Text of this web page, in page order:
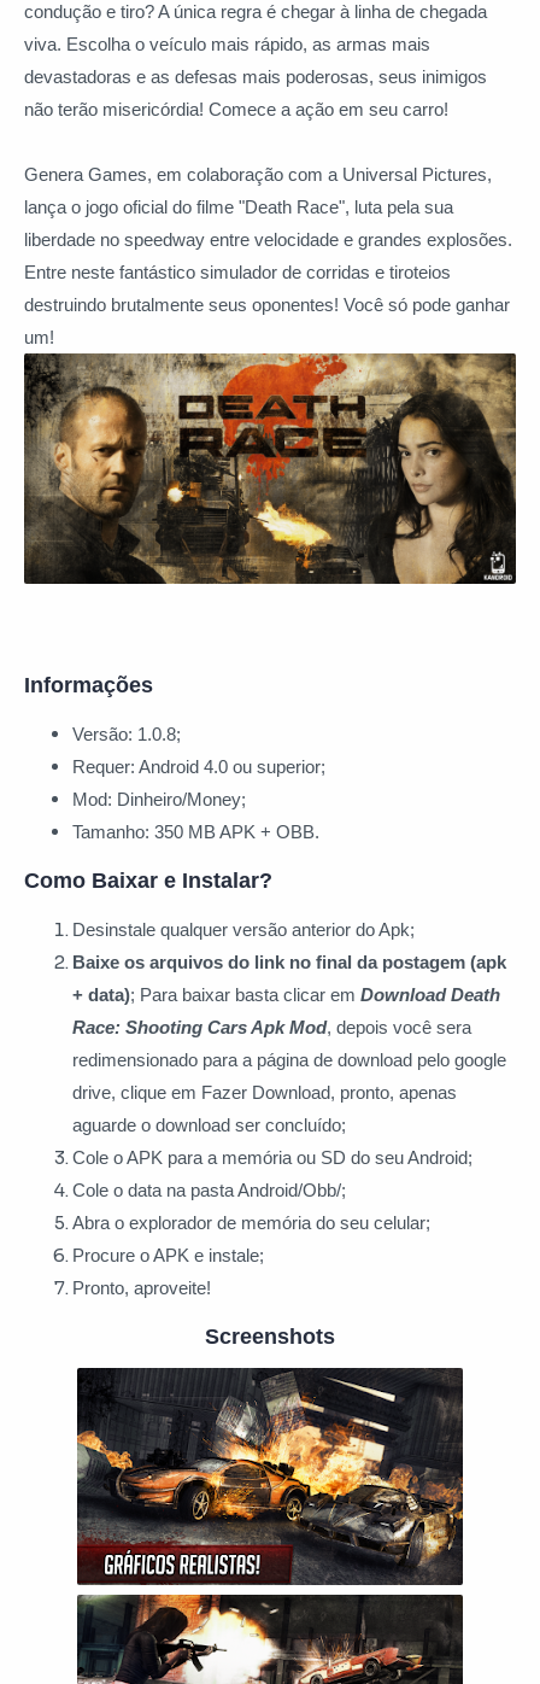
condução e tiro? A única regra é chegar à linha de chegada
viva. Escolha o veículo mais rápido, as armas mais
devastadoras e as defesas mais poderosas, seus inimigos
não terão misericórdia! Comece a ação em seu carro!
Genera Games, em colaboração com a Universal Pictures,
lança o jogo oficial do filme "Death Race", luta pela sua
liberdade no speedway entre velocidade e grandes explosões.
Entre neste fantástico simulador de corridas e tiroteios
destruindo brutalmente seus oponentes! Você só pode ganhar
um!
Informações
Versão: 1.0.8;
Requer: Android 4.0 ou superior;
Mod: Dinheiro/Money;
Tamanho: 350 MB APK + OBB.
Como Baixar e Instalar?
Desinstale qualquer versão anterior do Apk;
Baixe os arquivos do link no final da postagem (apk
+ data); Para baixar basta clicar em Download Death
Race: Shooting Cars Apk Mod, depois você sera
redimensionado para a página de download pelo google
drive, clique em Fazer Download, pronto, apenas
aguarde o download ser concluído;
Cole o APK para a memória ou SD do seu Android;
Cole o data na pasta Android/Obb/;
Abra o explorador de memória do seu celular;
Procure o APK e instale;
Pronto, aproveite!
Screenshots